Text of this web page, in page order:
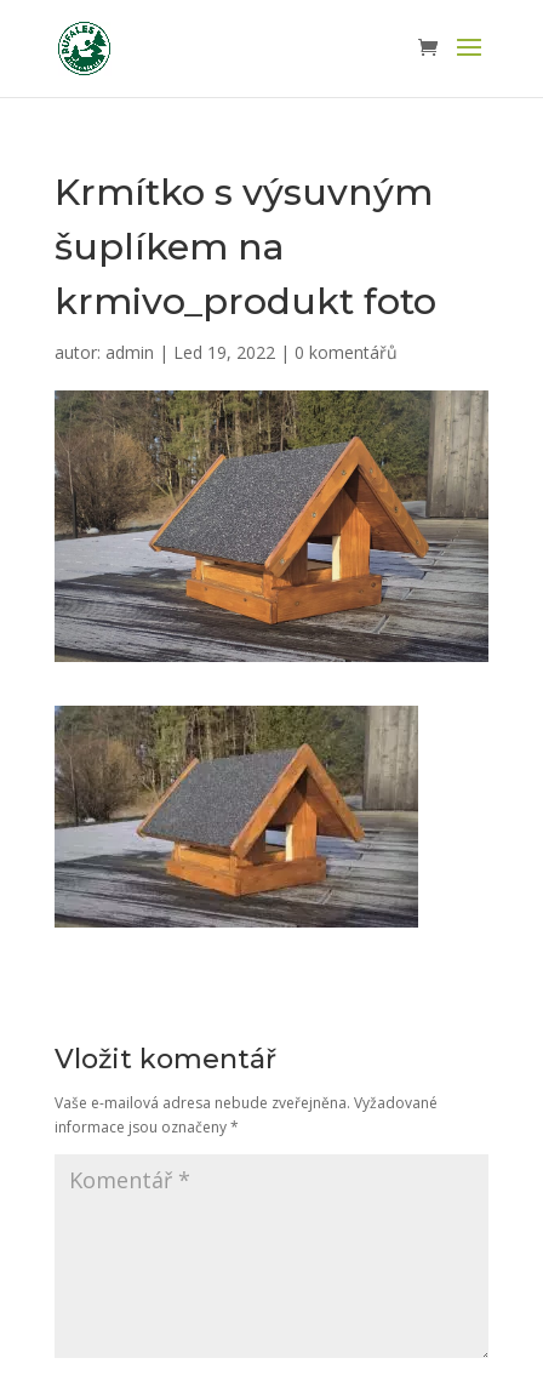
Krmítko s výsuvným
šuplíkem na
krmivo_produkt foto
autor: admin | Led 19, 2022| 0 komentářů
Vložit komentář
Vaše e-mailová adresa nebude zveřejněna. Vyžadované
informace jsou označeny*